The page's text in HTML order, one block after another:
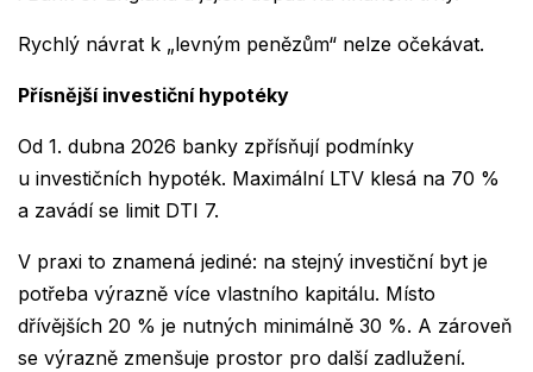
Rychlý návrat k „levným penězům“ nelze očekávat.
Přísnější investiční hypotéky
Od 1. dubna 2026 banky zpřísňují podmínky
u investičních hypoték. Maximální LTV klesá na 70 %
a zavádí se limit DTI 7.
V praxi to znamená jediné: na stejný investiční byt je
potřeba výrazně více vlastního kapitálu. Místo
dřívějších 20 % je nutných minimálně 30 %. A zároveň
se výrazně zmenšuje prostor pro další zadlužení.